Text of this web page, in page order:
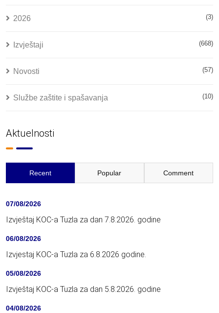
2026 (3)
Izvještaji (668)
Novosti (57)
Službe zaštite i spašavanja (10)
Aktuelnosti
Recent Popular Comment
07/08/2026
Izvještaj KOC-a Tuzla za dan 7.8.2026. godine
06/08/2026
Izvjestaj KOC-a Tuzla za 6.8.2026 godine.
05/08/2026
Izvještaj KOC-a Tuzla za dan 5.8.2026. godine
04/08/2026